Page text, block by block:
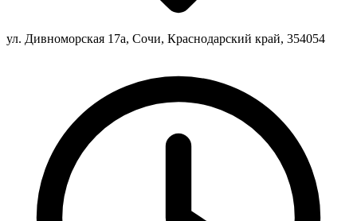
ул. Дивноморская 17а, Сочи, Краснодарский край, 354054